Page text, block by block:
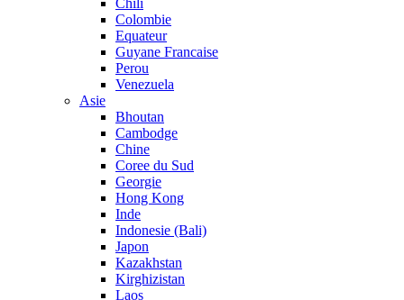
Chili
Colombie
Equateur
Guyane Francaise
Perou
Venezuela
Asie
Bhoutan
Cambodge
Chine
Coree du Sud
Georgie
Hong Kong
Inde
Indonesie (Bali)
Japon
Kazakhstan
Kirghizistan
Laos